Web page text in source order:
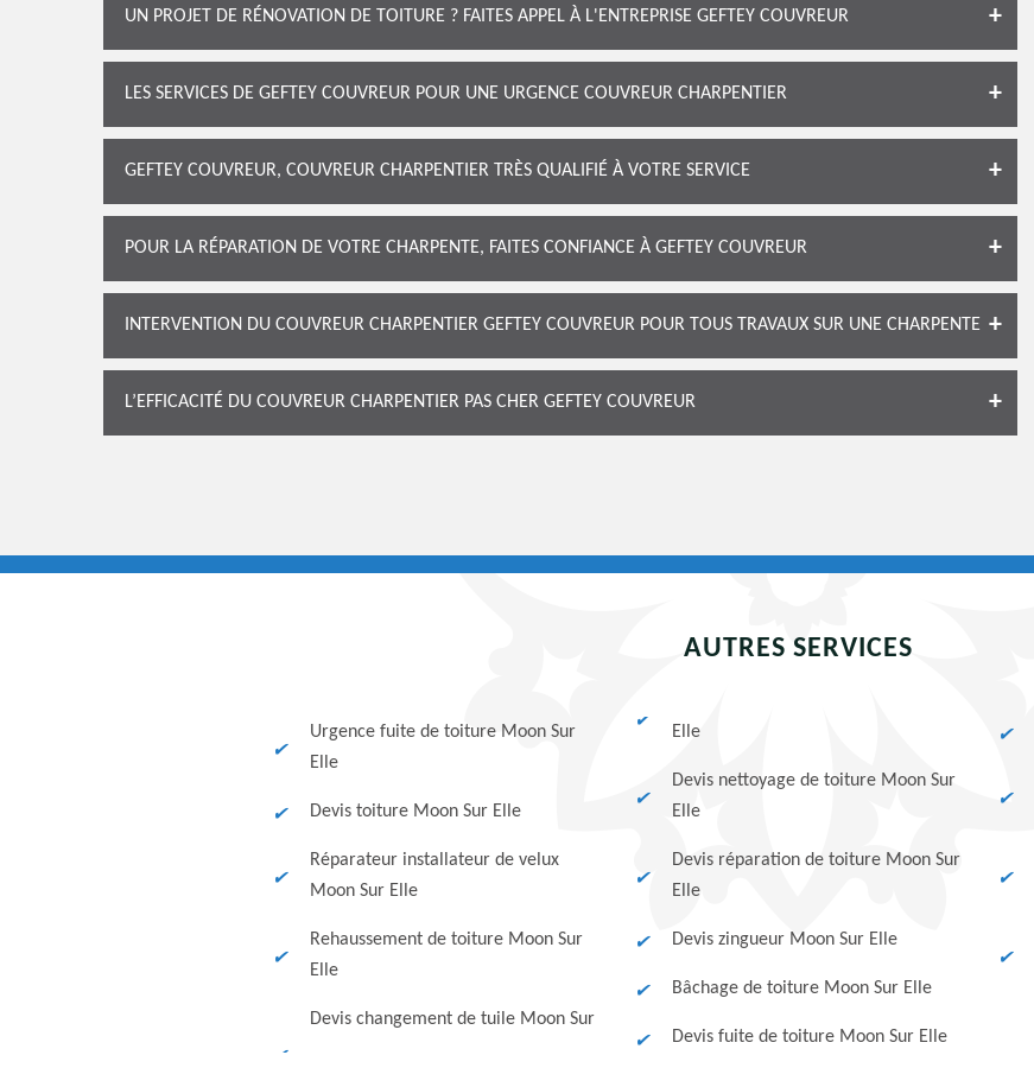
UN PROJET DE RÉNOVATION DE TOITURE ? FAITES APPEL À L'ENTREPRISE GEFTEY COUVREUR
LES SERVICES DE GEFTEY COUVREUR POUR UNE URGENCE COUVREUR CHARPENTIER
GEFTEY COUVREUR, COUVREUR CHARPENTIER TRÈS QUALIFIÉ À VOTRE SERVICE
POUR LA RÉPARATION DE VOTRE CHARPENTE, FAITES CONFIANCE À GEFTEY COUVREUR
INTERVENTION DU COUVREUR CHARPENTIER GEFTEY COUVREUR POUR TOUS TRAVAUX SUR UNE CHARPENTE
L’EFFICACITÉ DU COUVREUR CHARPENTIER PAS CHER GEFTEY COUVREUR
AUTRES SERVICES
Urgence fuite de toiture Moon Sur
Elle
Devis toiture Moon Sur Elle
Réparateur installateur de velux
Moon Sur Elle
Rehaussement de toiture Moon Sur
Elle
Devis changement de tuile Moon Sur
Elle
Devis nettoyage de toiture Moon Sur
Elle
Devis réparation de toiture Moon Sur
Elle
Devis zingueur Moon Sur Elle
Bâchage de toiture Moon Sur Elle
Devis fuite de toiture Moon Sur Elle